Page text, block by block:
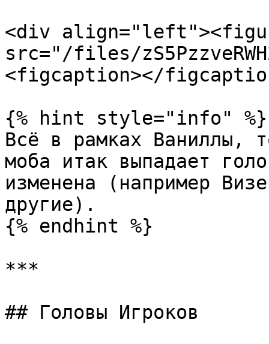
<div
src="/files/
<figcaption></
{% hint style="info" %}
Всё в рамках Ваниллы,
моба итак выпадает
изменена (например
другие).
{% endhint %}
***
## Головы Игроков